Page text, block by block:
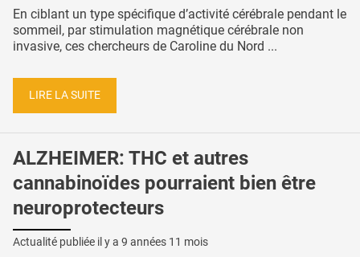
En ciblant un type spécifique d’activité cérébrale pendant le
sommeil, par stimulation magnétique cérébrale non
invasive, ces chercheurs de Caroline du Nord ...
LIRE LA SUITE
ALZHEIMER: THC et autres
cannabinoïdes pourraient bien être
neuroprotecteurs
Actualité publiée il y a 9 années 11 mois